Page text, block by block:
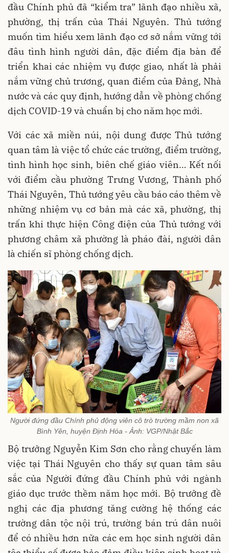
đầu Chính phủ đã “kiểm tra” lãnh đạo nhiều xã,
phường, thị trấn của Thái Nguyên. Thủ tướng
muốn tìm hiểu xem lãnh đạo cơ sở nắm vững tới
đâu tình hình người dân, đặc điểm địa bàn để
triển khai các nhiệm vụ được giao, nhất là phải
nắm vững chủ trương, quan điểm của Đảng, Nhà
nước và các quy định, hướng dẫn về phòng chống
dịch COVID-19 và chuẩn bị cho năm học mới.
Với các xã miền núi, nội dung được Thủ tướng
quan tâm là việc tổ chức các trường, điểm trường,
tình hình học sinh, biên chế giáo viên… Kết nối
với điểm cầu phường Trưng Vương, Thành phố
Thái Nguyên, Thủ tướng yêu cầu báo cáo thêm về
những nhiệm vụ cơ bản mà các xã, phường, thị
trấn khi thực hiện Công điện của Thủ tướng với
phương châm xã phường là pháo đài, người dân
là chiến sĩ phòng chống dịch.
Người đứng đầu Chính phủ động viên cô trò trường mầm non xã
Bình Yên, huyện Định Hóa - Ảnh: VGP/Nhật Bắc
Bộ trưởng Nguyễn Kim Sơn cho rằng chuyến làm
việc tại Thái Nguyên cho thấy sự quan tâm sâu
sắc của Người đứng đầu Chính phủ với ngành
giáo dục trước thềm năm học mới. Bộ trưởng đề
nghị các địa phương tăng cường hệ thống các
trường dân tộc nội trú, trường bán trú dân nuôi
để có nhiều hơn nữa các em học sinh người dân